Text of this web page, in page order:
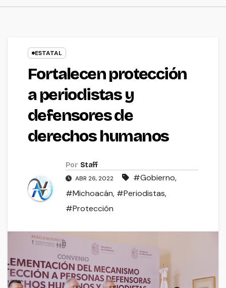
ESTATAL
Fortalecen protección
a periodistas y
defensores de
derechos humanos
Por Staff
ABR 26, 2022 #Gobierno,
#Michoacán, #Periodistas,
#Protección